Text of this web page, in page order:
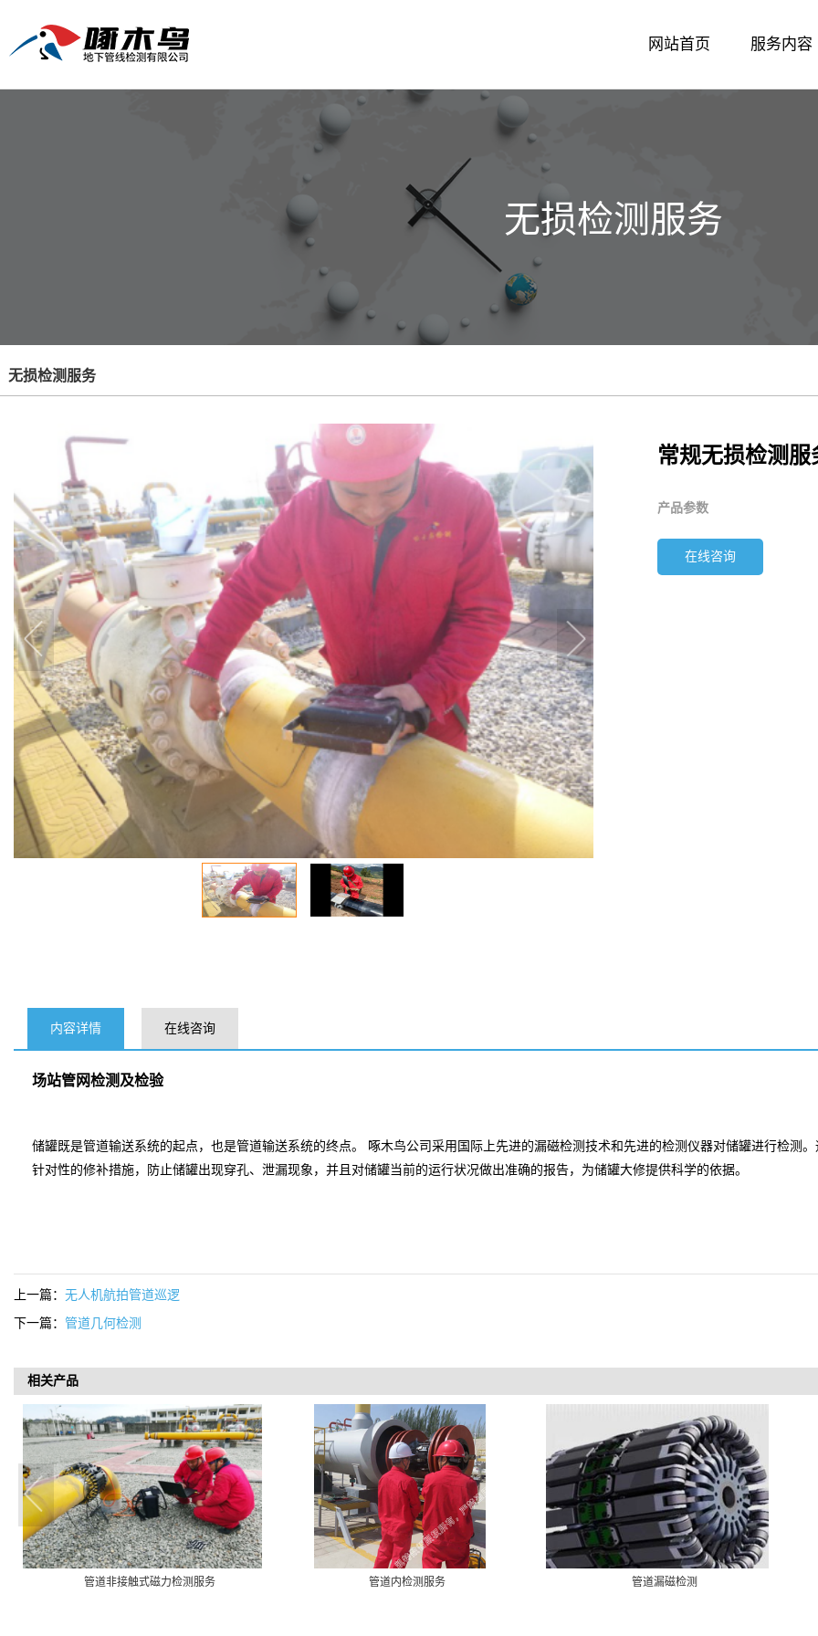
网站首页 服务内容
无损检测服务
无损检测服务
常规无损检测服
产品参数
在线咨询
内容详情 在线咨询
场站管网检测及检验
储罐既是管道输送系统的起点，也是管道输送系统的终点。 啄木鸟公司采用国际上先进的漏磁检测技术和先进的检测仪器对储罐进行检测
针对性的修补措施，防止储罐出现穿孔、泄漏现象，并且对储罐当前的运行状况做出准确的报告，为储罐大修提供科学的依据。
上一篇： 无人机航拍管道巡逻
下一篇： 管道几何检测
相关产品
管道非接触式磁力检测服务 管道内检测服务 管道漏磁检测